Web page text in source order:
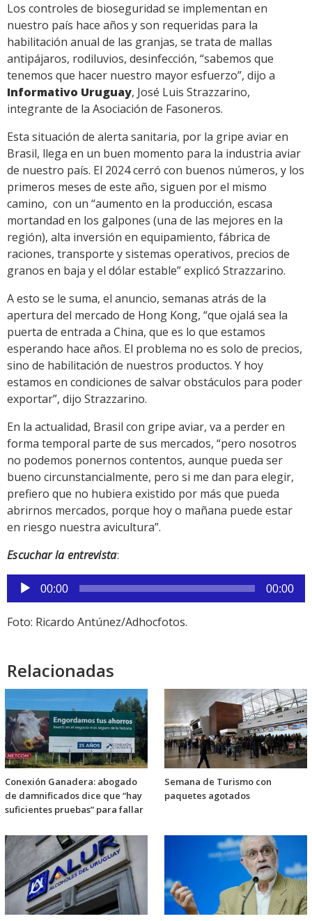
Los controles de bioseguridad se implementan en
nuestro país hace años y son requeridas para la
habilitación anual de las granjas, se trata de mallas
antipájaros, rodiluvios, desinfección, “sabemos que
tenemos que hacer nuestro mayor esfuerzo”, dijo a
Informativo Uruguay, José Luis Strazzarino,
integrante de la Asociación de Fasoneros.
Esta situación de alerta sanitaria, por la gripe aviar en
Brasil, llega en un buen momento para la industria aviar
de nuestro país. El 2024 cerró con buenos números, y los
primeros meses de este año, siguen por el mismo
camino, con un “aumento en la producción, escasa
mortandad en los galpones (una de las mejores en la
región), alta inversión en equipamiento, fábrica de
raciones, transporte y sistemas operativos, precios de
granos en baja y el dólar estable” explicó Strazzarino.
A esto se le suma, el anuncio, semanas atrás de la
apertura del mercado de Hong Kong, “que ojalá sea la
puerta de entrada a China, que es lo que estamos
esperando hace años. El problema no es solo de precios,
sino de habilitación de nuestros productos. Y hoy
estamos en condiciones de salvar obstáculos para poder
exportar”, dijo Strazzarino.
En la actualidad, Brasil con gripe aviar, va a perder en
forma temporal parte de sus mercados, “pero nosotros
no podemos ponernos contentos, aunque pueda ser
bueno circunstancialmente, pero si me dan para elegir,
prefiero que no hubiera existido por más que pueda
abrirnos mercados, porque hoy o mañana puede estar
en riesgo nuestra avicultura”.
Escuchar la entrevista:
Reproductor
de
audio
00:00 00:00
Foto: Ricardo Antúnez/Adhocfotos.
Relacionadas
Conexión Ganadera: abogado
de damnificados dice que “hay
suficientes pruebas” para fallar
Semana de Turismo con
paquetes agotados